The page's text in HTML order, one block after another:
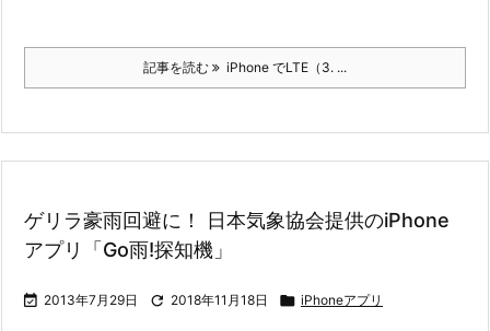
記事を読む iPhone でLTE（3. ...
ゲリラ豪雨回避に！ 日本気象協会提供のiPhone
アプリ「Go雨!探知機」
 2013年7月29日  2018年11月18日  iPhoneアプリ